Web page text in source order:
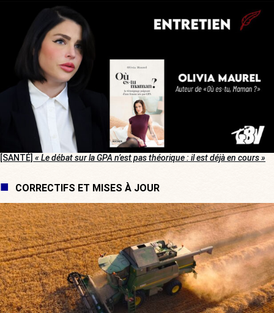
[SANTÉ] « Le débat sur la GPA n’est pas théorique : il est déjà en cours »
CORRECTIFS ET MISES À JOUR